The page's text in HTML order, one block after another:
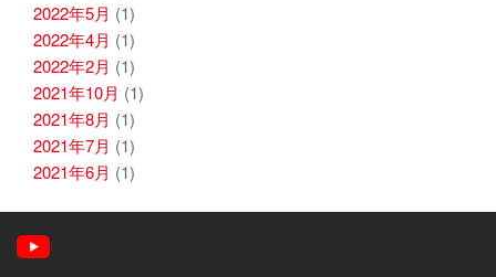
2022年5月 (1)
2022年4月 (1)
2022年2月 (1)
2021年10月 (1)
2021年8月 (1)
2021年7月 (1)
2021年6月 (1)